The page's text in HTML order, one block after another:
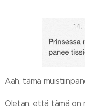
Aah, tämä
Oletan, että tämä on